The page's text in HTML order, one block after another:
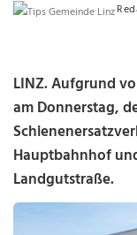
LINZ. Aufgrund
am Donnerstag,
Hauptbahnhof
Landgutstraße.